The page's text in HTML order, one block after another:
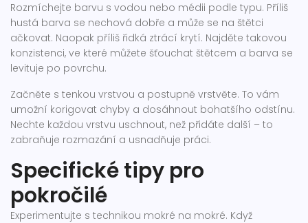
Rozmíchejte barvu s vodou nebo médii podle typu. Příliš
hustá barva se nechová dobře a může se na štětci
ačkovat. Naopak příliš řidká ztrácí krytí. Najděte takovou
konzistenci, ve které můžete šťouchat štětcem a barva se
levituje po povrchu.
Začněte s tenkou vrstvou a postupně vrstvěte. To vám
umožní korigovat chyby a dosáhnout bohatšího odstínu.
Nechte každou vrstvu uschnout, než přidáte další – to
zabraňuje rozmazání a usnadňuje práci.
Specifické tipy pro
pokročilé
Experimentujte s technikou mokré na mokré. Když